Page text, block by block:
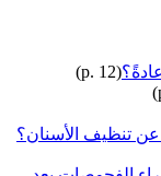
(p. 12)
عن تنظيف الأسنان؟